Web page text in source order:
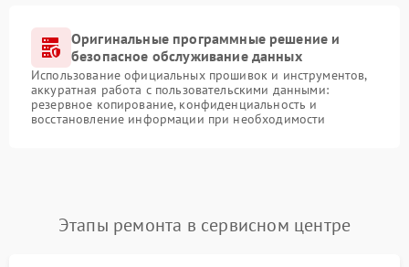
Оригинальные программные решение и
безопасное обслуживание данных
Использование официальных прошивок и инструментов,
аккуратная работа с пользовательскими данными:
резервное копирование, конфиденциальность и
восстановление информации при необходимости
Этапы ремонта в сервисном центре